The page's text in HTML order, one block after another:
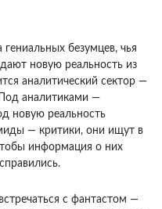
безумцев, чья
новую реальность из
аналитический сектор —
аналитиками —
новую реальность
— критики, они ищут в
информация о них
с фантастом —